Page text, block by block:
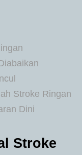
Stroke Ringan
Dini
Stroke